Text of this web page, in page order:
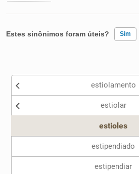
Estes sinônimos foram úteis? Sim
Nenhum dos sinônimosestiolamento
estiolar
estioles
estipendiado
estipendiar